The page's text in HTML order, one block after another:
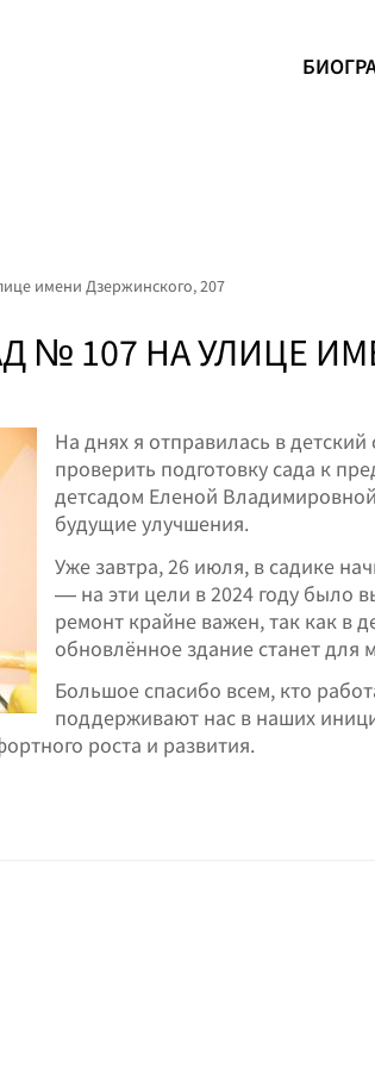
имени Дзержинского, 207
№ 107 НА УЛИЦЕ
На днях я отправилась в
проверить подготовку сада к
детсадом Еленой
будущие улучшения.
Уже завтра, 26 июля, в садике
— на эти цели в 2024 году было
ремонт крайне важен, так как в
обновлённое здание станет
Большое спасибо всем, кто
поддерживают нас в наших
роста и развития.